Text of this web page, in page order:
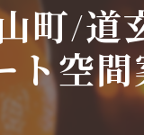
町/道
ト空